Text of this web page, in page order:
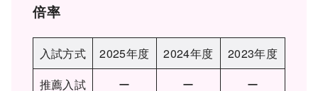
倍率
入試方式 2025年度 2024年度
2023年度
推薦入試
ー ー
ー